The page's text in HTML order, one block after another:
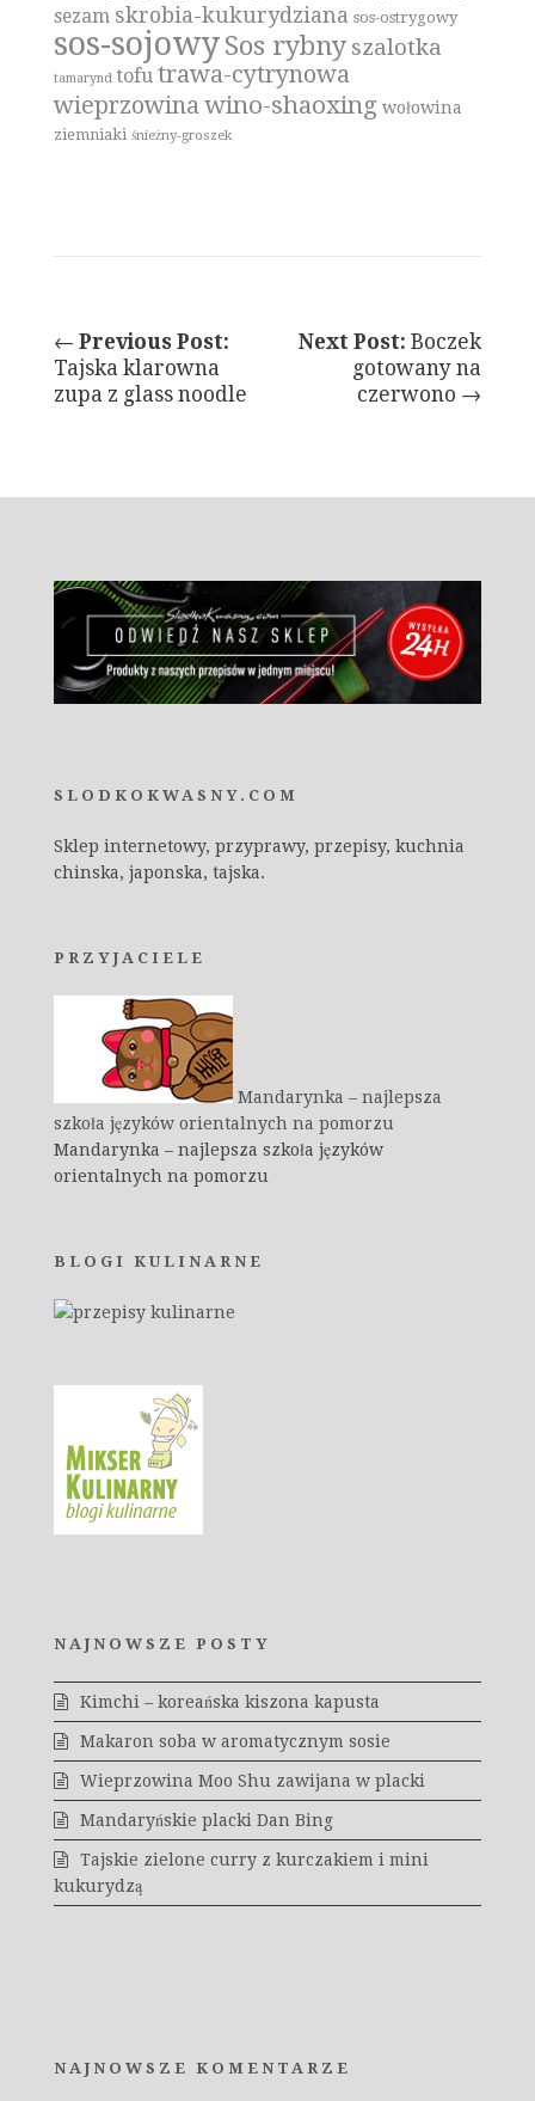
sezam skrobia-kukurydziana sos-ostrygowy
sos-sojowy Sos rybny szalotka
tamarynd tofu trawa-cytrynowa
wieprzowinawino-shaoxing wołowina
ziemniaki śnieżny-groszek
Next Post: Boczek
gotowany na
czerwono →
← Previous Post:
Tajska klarowna
zupa z glass noodle
SLODKOKWASNY.COM
Sklep internetowy, przyprawy, przepisy, kuchnia
chinska, japonska, tajska.
PRZYJACIELE
Mandarynka – najlepsza
szkoła języków orientalnych na pomorzu
Mandarynka – najlepsza szkoła języków
orientalnych na pomorzu
BLOGI KULINARNE
NAJNOWSZE POSTY
Kimchi – koreańska kiszona kapusta
Makaron soba w aromatycznym sosie
Wieprzowina Moo Shu zawijana w placki
Mandaryńskie placki Dan Bing
Tajskie zielone curry z kurczakiem i mini
kukurydzą
NAJNOWSZE KOMENTARZE